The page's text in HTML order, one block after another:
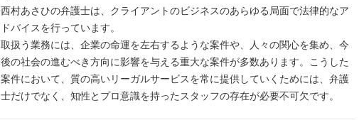
西村あさひの弁護士は、クライアントのビジネスのあらゆる局面で法律的なア
ドバイスを行っています。
取扱う業務には、企業の命運を左右するような案件や、人々の関心を集め、今
後の社会の進むべき方向に影響を与える重大な案件が多数あります。こうした
案件において、質の高いリーガルサービスを常に提供していくためには、弁護
士だけでなく、知性とプロ意識を持ったスタッフの存在が必要不可欠です。